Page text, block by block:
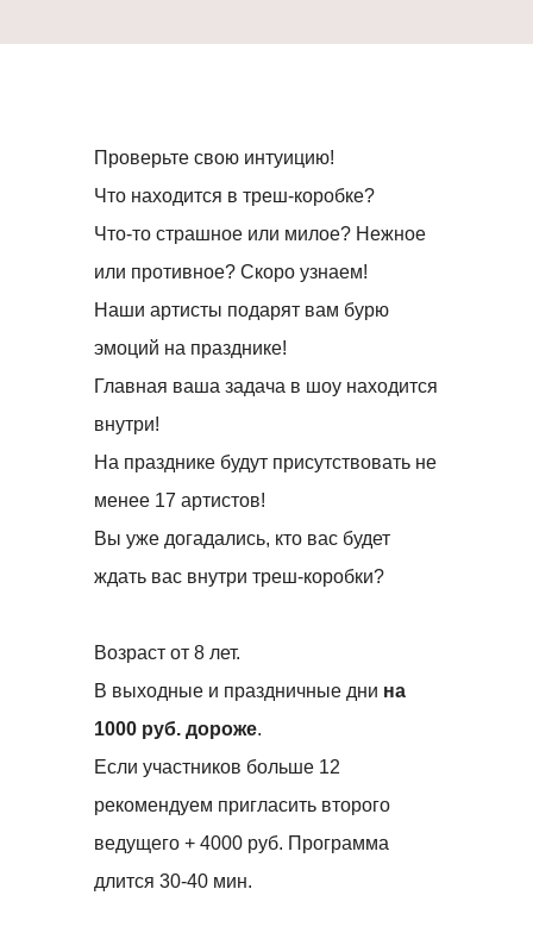
Проверьте свою интуицию!
Что находится в треш-коробке?
Что-то страшное или милое? Нежное
или противное? Скоро узнаем!
Наши артисты подарят вам бурю
эмоций на празднике!
Главная ваша задача в шоу находится
внутри!
На празднике будут присутствовать не
менее 17 артистов!
Вы уже догадались, кто вас будет
ждать вас внутри треш-коробки?
Возраст от 8 лет.
В выходные и праздничные дни на
1000 руб. дороже.
Если участников больше 12
рекомендуем пригласить второго
ведущего + 4000 руб. Программа
длится 30-40 мин.